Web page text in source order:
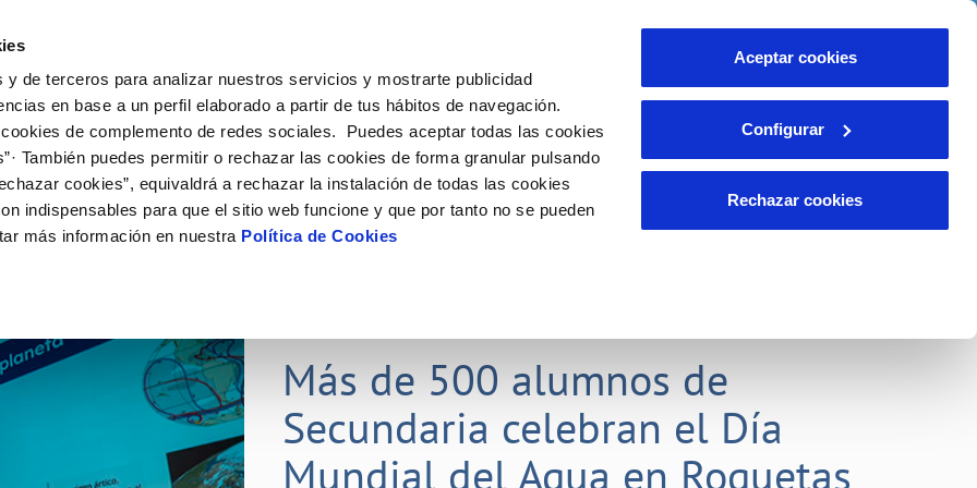
y de terceros para analizar nuestros servicios y mostrarte publicidad
en base a un perfil elaborado a partir de tus hábitos de navegación.
de complemento de redes sociales. Puedes aceptar todas las cookies
También puedes permitir o rechazar las cookies de forma granular pulsando
cookies”, equivaldrá a rechazar la instalación de todas las cookies
indispensables para que el sitio web funcione y que por tanto no se pueden
más información en nuestra Política de Cookies
Aceptar cookies
Configurar
Rechazar cookies
de titular
de suministro
obras
MODIFICACIÓN DE DATOS
Actualizar datos bancarios
Actualizar datos de domicilio
INCIDENCIAS
Comunica anomalías o posibles
VER TODAS LAS GESTIONES
Tu Servicio
AL CLIENTE
contacto
y afectaciones
e impresos
COMPROMISO DE SERVICIO
Carta de compromisos
Customer Counsel (Defensa del cliente)
Tu Agua
del agua
CUIDADOS DEL AGUA
Consejos de ahorro
Medidas contra la sequía
Conócenos
DE GESTIÓN Y CERTIFICADOS
CONTRATACIÓN
Licitaciones en curso
EMPLEO
Nuestros compromisos
Más de 500 alumnos de
Secundaria celebran el Día
Mundial del Agua en Roquetas